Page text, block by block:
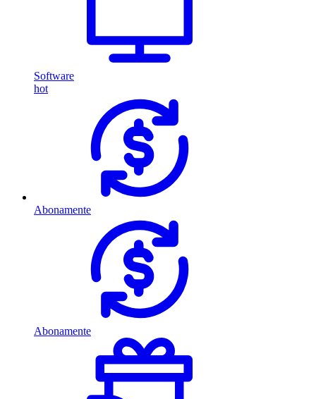
Software
hot
Abonamente
Abonamente